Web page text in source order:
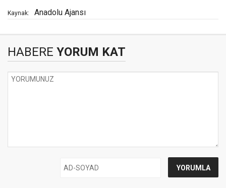
Kaynak: Anadolu Ajansı
HABERE YORUM KAT